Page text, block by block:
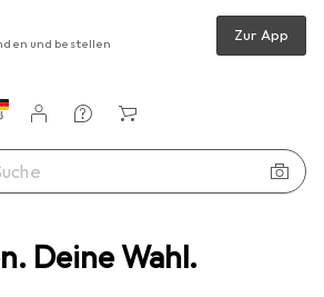
Deine Wahl.
und bestellen Zur App
Dipos Displayschutzfolie Antireflex